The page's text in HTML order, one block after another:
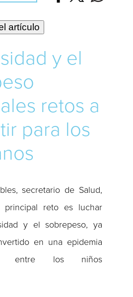
artículo
y el
retos a
para los
secretario de Salud,
reto es luchar
y el sobrepeso, ya
en una epidemia
entre los niños